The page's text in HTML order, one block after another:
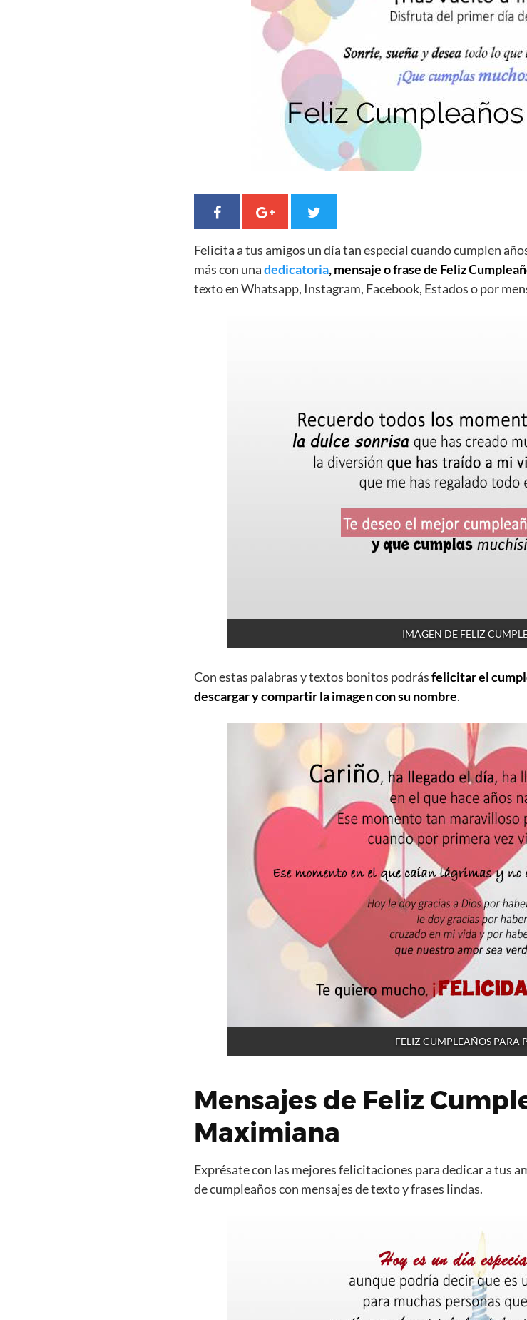
Felicita a tus amigos un día tan especial cuando cumplen
más con unadedicatoria, mensaje o frase de Feliz
texto en Whatsapp, Instagram, Facebook, Estados o por
IMAGEN DE FELIZ
Con estas palabras y textos bonitos podrásfelicitar el
descargar y compartir la imagen con su nombre.
FELIZ CUMPLEAÑOS PARA
Mensajes de Feliz
Maximiana
Exprésate con las mejores felicitaciones para dedicar a tus
de cumpleaños con mensajes de texto y frases lindas.